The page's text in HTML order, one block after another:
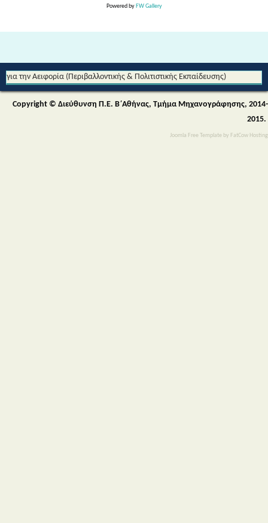
Joomla Free Template by FatCow Hosting
Powered by FW Gallery
για την Αειφορία (Περιβαλλοντικής & Πολιτιστικής Εκπαίδευσης)
Copyright © Διεύθυνση Π.Ε. Β΄Αθήνας, Τμήμα Μηχανογράφησης, 2014-
2015.